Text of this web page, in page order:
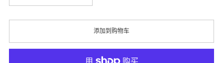
添加到购物车